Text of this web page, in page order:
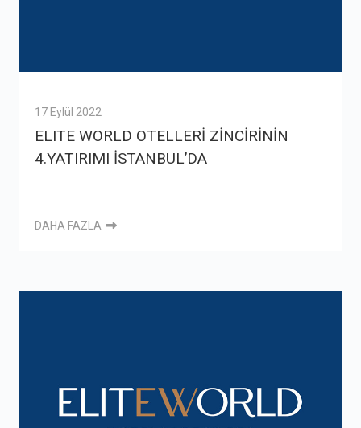
17 Eylül 2022
ELITE WORLD OTELLERİ ZİNCİRİNİN
4.YATIRIMI İSTANBUL’DA
DAHA FAZLA